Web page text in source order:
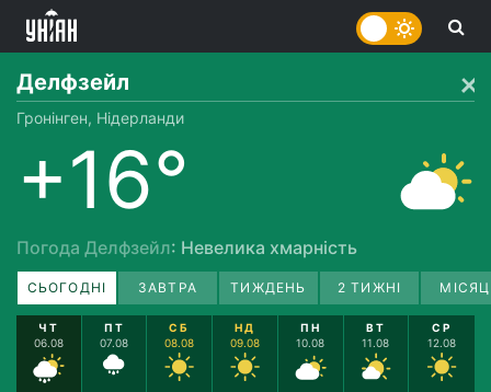
Делфзейл
Гронінген, Нідерланди
+16°
Погода Делфзейл: Невелика хмарність
СЬОГОДНІ ЗАВТРА ТИЖДЕНЬ 2 ТИЖНІ
ЧТ
06.08
ПТ
07.08
СБ
08.08
НД
09.08
ПН
10.08
ВТ
11.08
СР
12.08